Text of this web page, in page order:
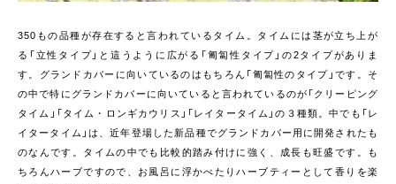
350もの品種が存在すると言われているタイム。タイムには茎が立ち上が
る「立性タイプ」と這うように広がる「匍匐性タイプ」の2タイプがありま
す。グランドカバーに向いているのはもちろん「匍匐性のタイプ」です。そ
の中で特にグランドカバーに向いていると言われているのが「クリーピング
タイム」「タイム・ロンギカウリス」「レイタータイム」の３種類。中でも「レ
イタータイム」は、近年登場した新品種でグランドカバー用に開発されたも
のなんです。タイムの中でも比較的踏み付けに強く、成長も旺盛です。も
ちろんハーブですので、お風呂に浮かべたりハーブティーとして香りを楽